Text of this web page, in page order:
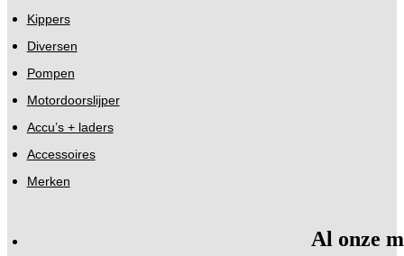
Kippers
Diversen
Pompen
Motordoorslijper
Accu’s + laders
Accessoires
Merken
Al onze